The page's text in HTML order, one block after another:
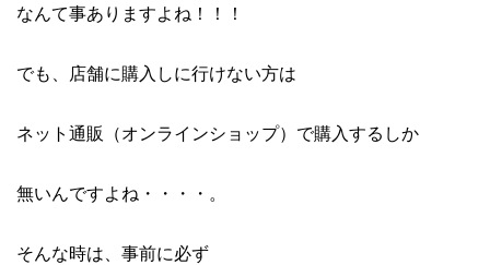
なんて事ありますよね！！！
でも、店舗に購入しに行けない方は
ネット通販（オンラインショップ）で購入するしか
無いんですよね・・・・。
そんな時は、事前に必ず